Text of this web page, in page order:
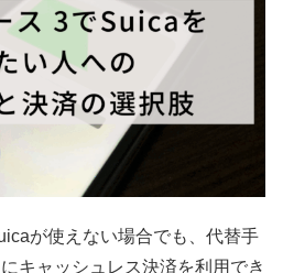
が使えない場合でも、代替手
キャッシュレス決済を利用でき